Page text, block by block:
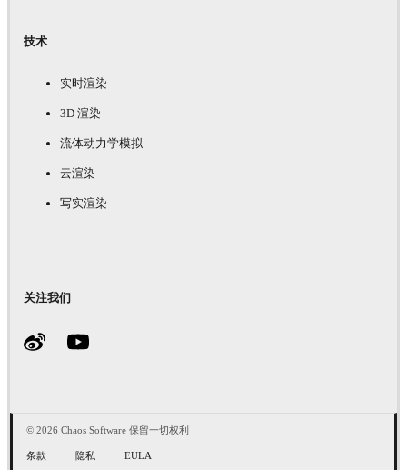
技术
实时渲染
3D 渲染
流体动力学模拟
云渲染
写实渲染
关注我们
© 2026 Chaos Software 保留一切权利
条款 隐私 EULA